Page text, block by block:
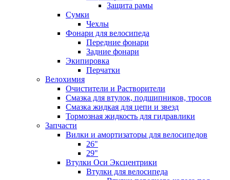
Защита рамы
Сумки
Чехлы
Фонари для велосипеда
Передние фонари
Задние фонари
Экипировка
Перчатки
Велохимия
Очистители и Растворители
Смазка для втулок, подшипников, тросов
Смазка жидкая для цепи и звезд
Тормозная жидкость для гидравлики
Запчасти
Вилки и амортизаторы для велосипедов
26"
29"
Втулки Оси Эксцентрики
Втулки для велосипеда